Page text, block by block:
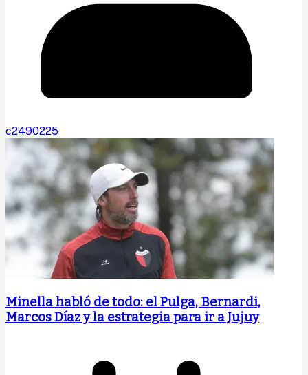
c2490225
Minella habló de todo: el Pulga, Bernardi,
Marcos Díaz y la estrategia para ir a Jujuy